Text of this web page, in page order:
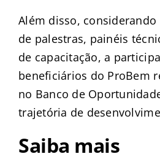
Além disso,
de palestras, painéis
de capacitação, a
beneficiários do ProBem
no Banco de
trajetória de
Saiba mais